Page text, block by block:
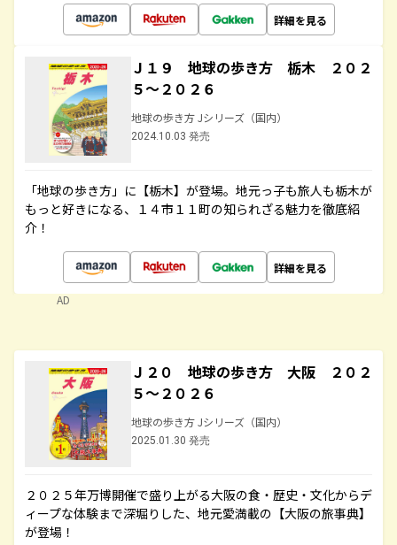
詳細を見る
Ｊ１９ 地球の歩き方 栃木 ２０２
５～２０２６
地球の歩き方 Jシリーズ（国内）
2024.10.03 発売
「地球の歩き方」に【栃木】が登場。地元っ子も旅人も栃木が
もっと好きになる、１４市１１町の知られざる魅力を徹底紹
介！
詳細を見る
AD
Ｊ２０ 地球の歩き方 大阪 ２０２
５～２０２６
地球の歩き方 Jシリーズ（国内）
2025.01.30 発売
２０２５年万博開催で盛り上がる大阪の食・歴史・文化からデ
ィープな体験まで深堀りした、地元愛満載の【大阪の旅事典】
が登場！